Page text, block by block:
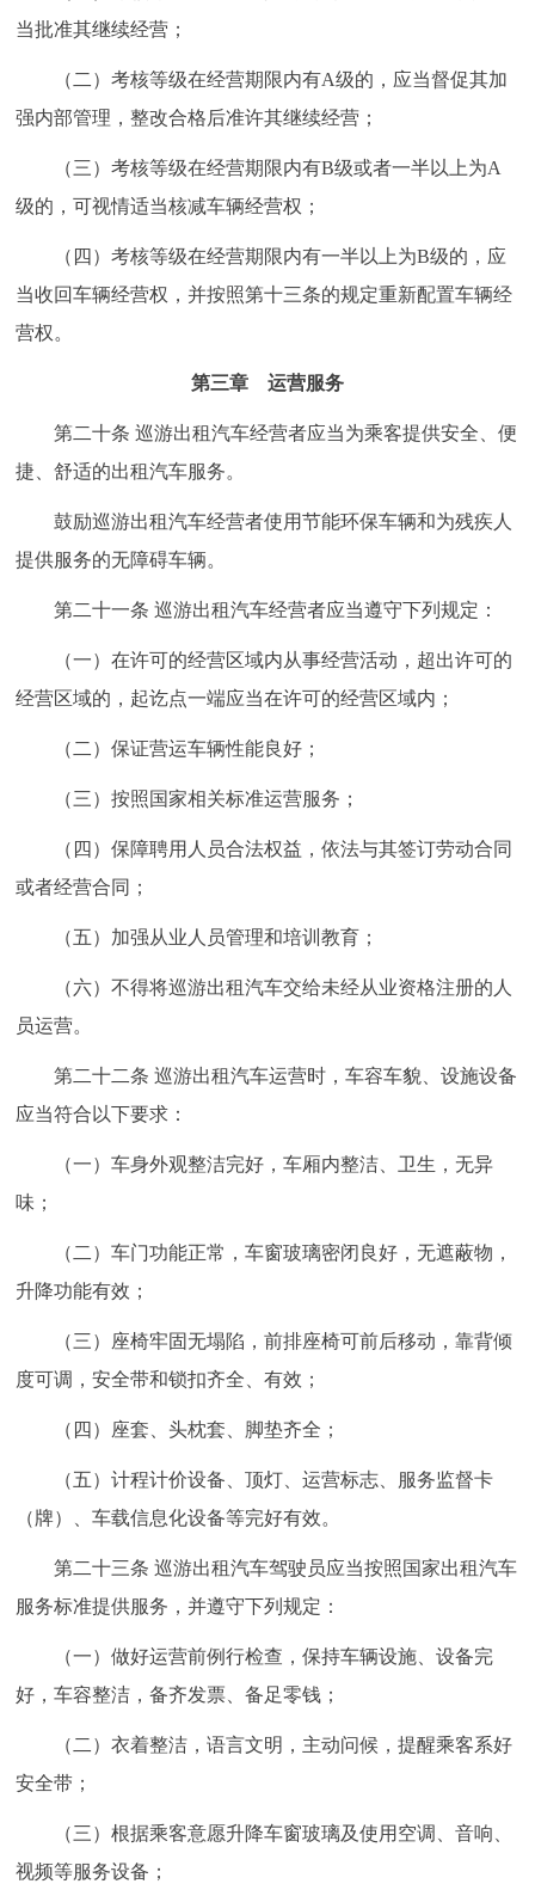
当批准其继续经营；
（二）考核等级在经营期限内有A级的，应当督促其加
强内部管理，整改合格后准许其继续经营；
（三）考核等级在经营期限内有B级或者一半以上为A
级的，可视情适当核减车辆经营权；
（四）考核等级在经营期限内有一半以上为B级的，应
当收回车辆经营权，并按照第十三条的规定重新配置车辆经
营权。
第三章 运营服务
第二十条 巡游出租汽车经营者应当为乘客提供安全、便
捷、舒适的出租汽车服务。
鼓励巡游出租汽车经营者使用节能环保车辆和为残疾人
提供服务的无障碍车辆。
第二十一条 巡游出租汽车经营者应当遵守下列规定：
（一）在许可的经营区域内从事经营活动，超出许可的
经营区域的，起讫点一端应当在许可的经营区域内；
（二）保证营运车辆性能良好；
（三）按照国家相关标准运营服务；
（四）保障聘用人员合法权益，依法与其签订劳动合同
或者经营合同；
（五）加强从业人员管理和培训教育；
（六）不得将巡游出租汽车交给未经从业资格注册的人
员运营。
第二十二条 巡游出租汽车运营时，车容车貌、设施设备
应当符合以下要求：
（一）车身外观整洁完好，车厢内整洁、卫生，无异
味；
（二）车门功能正常，车窗玻璃密闭良好，无遮蔽物，
升降功能有效；
（三）座椅牢固无塌陷，前排座椅可前后移动，靠背倾
度可调，安全带和锁扣齐全、有效；
（四）座套、头枕套、脚垫齐全；
（五）计程计价设备、顶灯、运营标志、服务监督卡
（牌）、车载信息化设备等完好有效。
第二十三条 巡游出租汽车驾驶员应当按照国家出租汽车
服务标准提供服务，并遵守下列规定：
（一）做好运营前例行检查，保持车辆设施、设备完
好，车容整洁，备齐发票、备足零钱；
（二）衣着整洁，语言文明，主动问候，提醒乘客系好
安全带；
（三）根据乘客意愿升降车窗玻璃及使用空调、音响、
视频等服务设备；